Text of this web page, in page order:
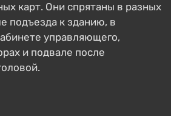
карт. Они спрятаны в разных
подъезда к зданию, в
управляющего,
и подвале после